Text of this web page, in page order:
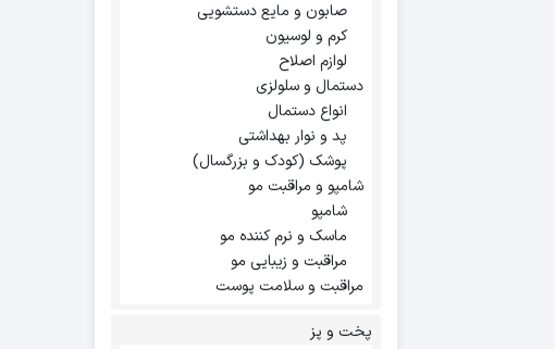
صابون و مایع دستشویی
کرم و لوسیون
لوازم اصلاح
دستمال و سلولزی
انواع دستمال
پد و نوار بهداشتی
پوشک (کودک و بزرگسال)
شامپو و مراقبت مو
شامپو
ماسک و نرم کننده مو
مراقبت و زیبایی مو
مراقبت و سلامت پوست
پخت و پز